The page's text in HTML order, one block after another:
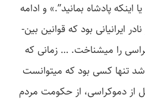
اینکه پادشاه بمانید”.» و ادامه
می­دهد:…. “[مصدق] یکی از نادر ایرانیانی بود که قوانین بین­
را می­شناخت. … زمانی که
تنها کسی بود که می­توانست
از دموکراسی، از حکومت مردم